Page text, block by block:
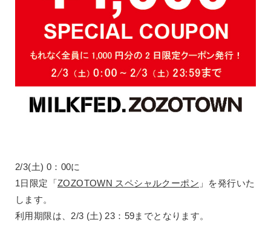
2/3(土) 0：00に
1日限定「ZOZOTOWN スペシャルクーポン 」を発行いた
します。
利用期限は、2/3 (土) 23：59までとなります。